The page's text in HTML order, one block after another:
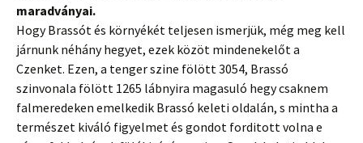
maradványai.
Hogy Brassót és környékét teljesen ismerjük, még meg kell
járnunk néhány hegyet, ezek közöt mindenekelőt a
Czenket. Ezen, a tenger szine fölött 3054, Brassó
szinvonala fölött 1265 lábnyira magasuló hegy csaknem
falmeredeken emelkedik Brassó keleti oldalán, s mintha a
természet kiváló figyelmet és gondot forditott volna e